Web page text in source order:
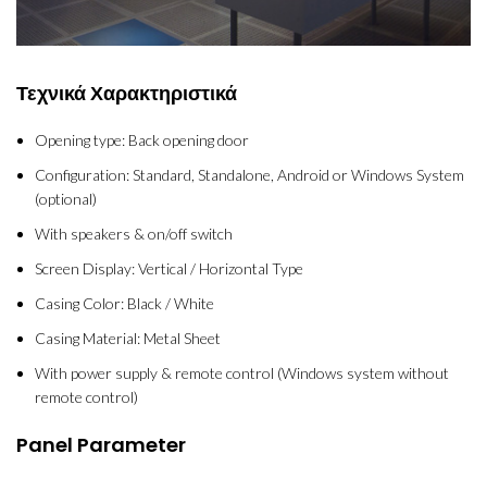
Τεχνικά Χαρακτηριστικά
Opening type: Back opening door
Configuration: Standard, Standalone, Android or Windows System
(optional)
With speakers & on/off switch
Screen Display: Vertical / Horizontal Type
Casing Color: Black / White
Casing Material: Metal Sheet
With power supply & remote control (Windows system without
remote control)
Panel Parameter